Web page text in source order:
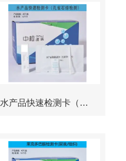
水产品快速检测卡（孔雀石绿检测）